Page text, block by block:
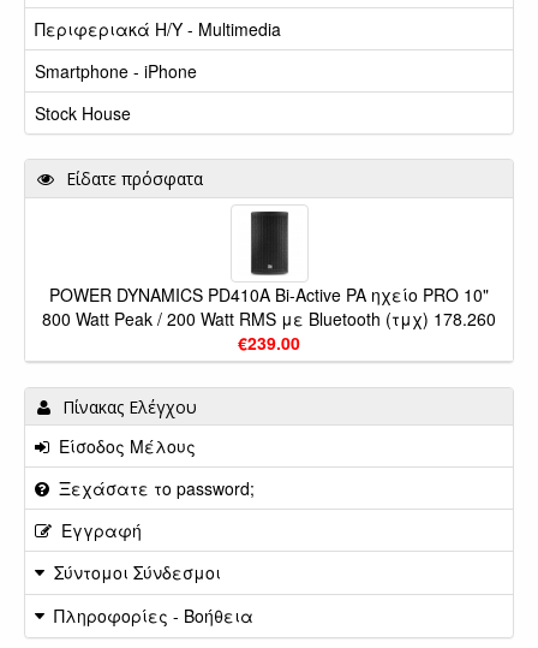
Περιφεριακά Η/Υ - Multimedia
Smartphone - iPhone
Stock House
Είδατε πρόσφατα
POWER DYNAMICS PD410A Bi-Active PA ηχείο PRO 10"
800 Watt Peak / 200 Watt RMS με Bluetooth (τμχ) 178.260
€239.00
Πίνακας Ελέγχου
Είσοδος Μέλους
Ξεχάσατε το password;
Εγγραφή
Σύντομοι Σύνδεσμοι
Πληροφορίες - Βοήθεια